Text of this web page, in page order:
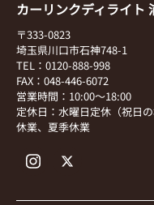
カーリンクディライト
〒333-0823
埼玉県川口市石神748-1
TEL：0120-888-998
FAX：048-446-6072
営業時間：10:00～18:00
定休日：水曜日定休（祝日
休業、夏季休業